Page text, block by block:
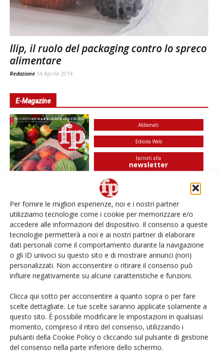
Per fornire le migliori esperienze, noi e i nostri partner
utilizziamo tecnologie come i cookie per memorizzare e/o
accedere alle informazioni del dispositivo. Il consenso a queste
tecnologie permetterà a noi e ai nostri partner di elaborare
dati personali come il comportamento durante la navigazione
o gli ID univoci su questo sito e di mostrare annunci (non)
personalizzati. Non acconsentire o ritirare il consenso può
influire negativamente su alcune caratteristiche e funzioni.
Clicca qui sotto per acconsentire a quanto sopra o per fare
scelte dettagliate. Le tue scelte saranno applicate solamente a
questo sito. È possibile modificare le impostazioni in qualsiasi
momento, compreso il ritiro del consenso, utilizzando i
pulsanti della Cookie Policy o cliccando sul pulsante di gestione
del consenso nella parte inferiore dello schermo.
Ilip, il ruolo del packaging contro lo spreco
alimentare
Redazione 14 Aprile 2014
E-Magazine
Abbonati
Edicola Web
Iscriviti alla
newsletter
I più visti
Spazio Conad: continua la conversione dei punti di
L’ortofrutta di Extra Supermercati tra localismo e
Ai #Repartofresh
Non è una susina: è Metis… e può rivoluzionare la